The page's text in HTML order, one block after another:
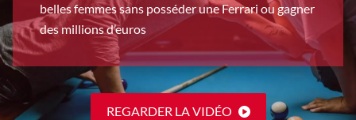
belles femmes sans posséder une Ferrari ou gagner
des millions d’euros
REGARDER LA VIDÉO